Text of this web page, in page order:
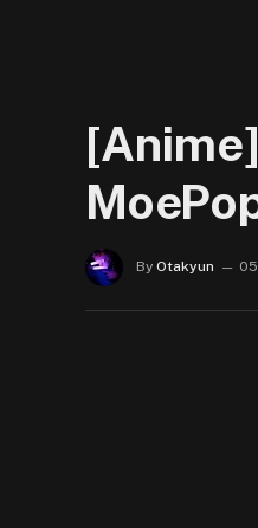
By Otakyun